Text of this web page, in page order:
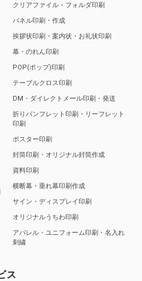
クリアファイル・フォルダ印刷
パネル印刷・作成
挨拶状印刷・案内状・お礼状印刷
幕・のれん印刷
POP(ポップ)印刷
テーブルクロス印刷
DM・ダイレクトメール印刷・発送
折りパンフレット印刷・リーフレット
印刷
ポスター印刷
封筒印刷・オリジナル封筒作成
資料印刷
横断幕・垂れ幕印刷作成
サイン・ディスプレイ印刷
オリジナルうちわ印刷
アパレル・ユニフォーム印刷・名入れ
刺繍
ス